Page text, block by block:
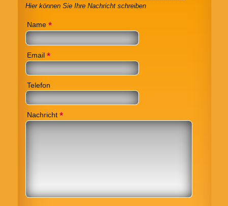
Hier können Sie Ihre Nachricht schreiben
Name *
Email *
Telefon
Nachricht *